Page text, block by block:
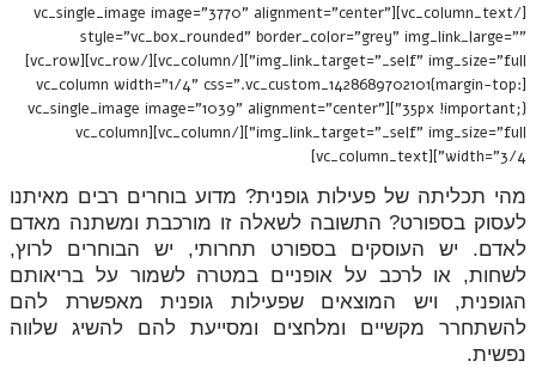
[/vc_column_text][vc_single_image image="3770" alignment="center"
style="vc_box_rounded" border_color="grey" img_link_large=""
img_link_target="_self" img_size="full"][/vc_column][/vc_row][vc_row]
[vc_column width="1/4" css=".vc_custom_1428689702101{margin-top:
35px !important;}"][vc_single_image image="1039" alignment="center"
img_link_target="_self" img_size="full"][/vc_column][vc_column
width="3/4"][vc_column_text]
מהי תכליתה של פעילות גופנית? מדוע בוחרים רבים מאיתנו
לעסוק בספורט? התשובה לשאלה זו מורכבת ומשתנה מאדם
לאדם. יש העוסקים בספורט תחרותי, יש הבוחרים לרוץ,
לשחות, או לרכב על אופניים במטרה לשמור על בריאותם
הגופנית, ויש המוצאים שפעילות גופנית מאפשרת להם
להשתחרר מקשיים ומלחצים ומסייעת להם להשיג שלווה
נפשית.